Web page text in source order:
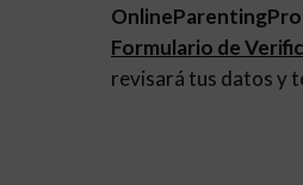
Formulario de
revisará tus datos y